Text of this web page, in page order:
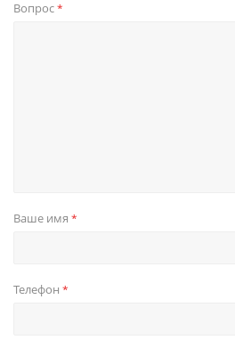
Вопрос*
Ваше имя *
Телефон *